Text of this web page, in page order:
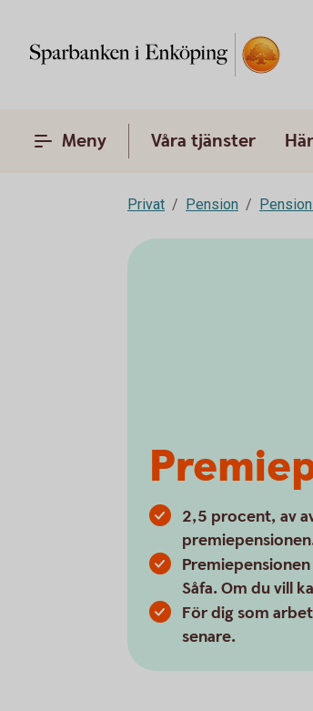
Meny Våra tjänster
Privat Pension
2,5 procent, av
Såfa. Om du vill
För dig som
senare.